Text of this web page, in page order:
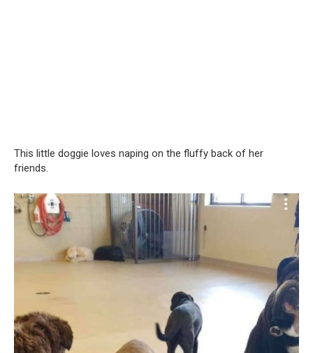
This little doggie loves naping on the fluffy back of her
friends.